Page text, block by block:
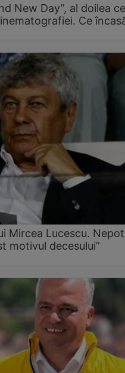
New Day”, al doilea
Ce
Mircea Lucescu.
motivul decesului”